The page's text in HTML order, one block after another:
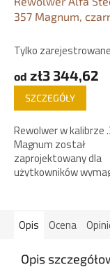
357 Magnum,
Tylko zarejestrowane
od zł3 344,62
SZCZEGÓŁY
Rewolwer w kalibrze
Magnum został
zaprojektowany dla
użytkowników
sytuacji. Solidna,...
Opis Ocena
Opis